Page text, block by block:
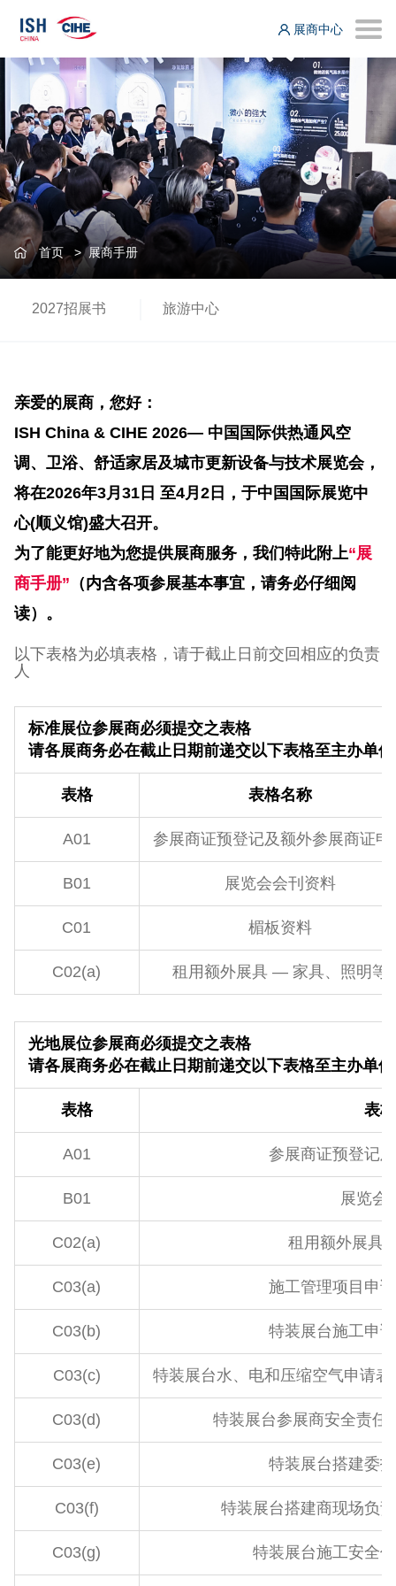
展商中心
首页>展商手册
2027招展书 旅游中心
亲爱的展商，您好：
ISH China & CIHE 2026— 中国国际供热通风空
调、卫浴、舒适家居及城市更新设备与技术展览会，
将在2026年3月31日 至4月2日，于中国国际展览中
心(顺义馆)盛大召开。
为了能更好地为您提供展商服务，我们特此附上“展
商手册” （内含各项参展基本事宜，请务必仔细阅
读）。
以下表格为必填表格，请于截止日前交回相应的负责
人
标准展位参展商必须提交之表格
请各展商务必在截止日期前递交以下表格至主办单
表格 表格名称
A01 参展商证预登记及额外参展商证申
B01 展览会会刊资料
C01 楣板资料
C02(a) 租用额外展具 — 家具、照明等
光地展位参展商必须提交之表格
请各展商务必在截止日期前递交以下表格至主办单
表格 表
A01 参展商证预登记
B01 展览会
C02(a) 租用额外展具
C03(a) 施工管理项目申
C03(b) 特装展台施工申
C03(c) 特装展台水、电和压缩空气申请
C03(d) 特装展台参展商安全责任
C03(e) 特装展台搭建委
C03(f) 特装展台搭建商现场负
C03(g) 特装展台施工安全